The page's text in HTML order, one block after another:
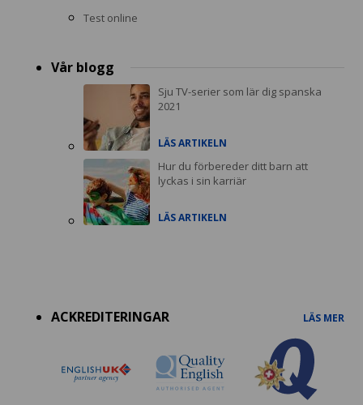
Test online
Vår blogg
Sju TV-serier som lär dig spanska
2021
LÄS ARTIKELN
Hur du förbereder ditt barn att
lyckas i sin karriär
LÄS ARTIKELN
ACKREDITERINGAR
LÄS MER